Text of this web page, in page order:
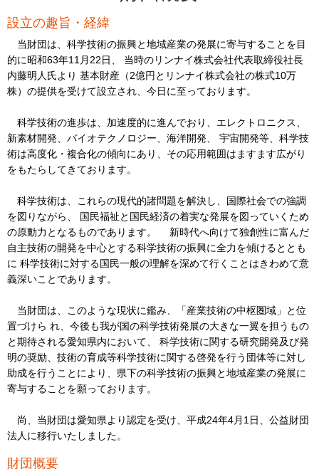
設立の趣旨・経緯
当財団は、科学技術の振興と地域産業の発展に寄与することを目
的に昭和63年11月22日、 当時のリンナイ株式会社代表取締役社長
内藤明人氏より 基本財産（2億円とリンナイ株式会社の株式10万
株）の提供を受けて設立され、今日に至っております。
科学技術の進歩は、加速度的に進んでおり、エレクトロニクス、
新素材開発、バイオテクノロジー、海洋開発、 宇宙開発等、科学技
術は高度化・複合化の傾向にあり、その応用範囲はますます広がり
をもたらしてきております。
科学技術は、これらの現代的諸問題を解決し、国際社会での強調
を図りながら、 国民福祉と国民経済の着実な発展を図っていくため
の原動力となるものであります。 新時代へ向けて独創性に富んだ
自主技術の開発を中心とする科学技術の振興に全力を傾けるととも
に 科学技術に対する国民一般の理解を深めて行くことはきわめて意
義深いことであります。
当財団は、このような現状に鑑み、「産業技術の中枢圏域」と位
置づけら れ、今後も我が国の科学技術発展の大きな一翼を担うもの
と期待される愛知県内において、 科学技術に関する研究開発及び発
明の奨励、技術の育成等科学技術に関する啓発を行う団体等に対し
助成を行うことにより、県下の科学技術の振興と地域産業の発展に
寄与することを願っております。
尚、当財団は愛知県より認定を受け、平成24年4月1日、公益財団
法人に移行いたしました。
財団概要